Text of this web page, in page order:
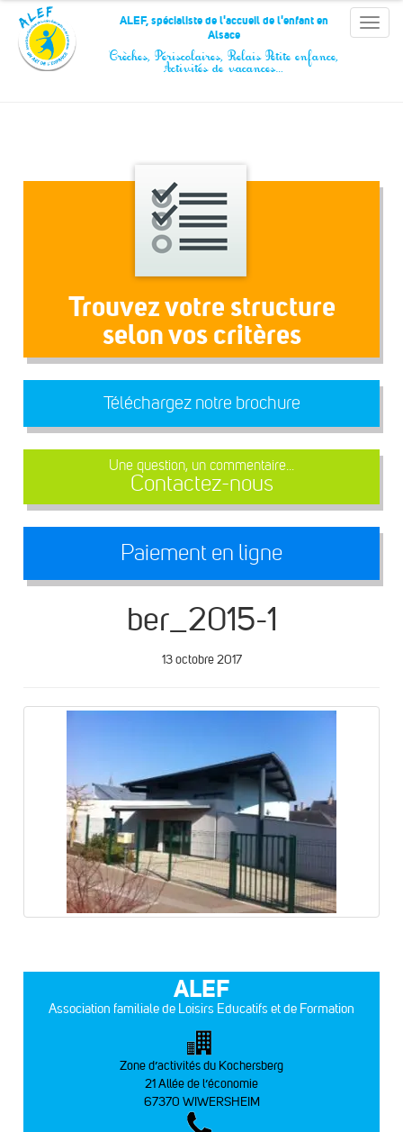
Panneau de gestion des cookies
Toggle
ALEF, spécialiste de l'accueil de l'enfant en
Alsace
Crèches, Périscolaires, Relais Petite enfance,
Activités de vacances…
Trouvez votre structure
selon vos critères
Téléchargez notre brochure
Une question, un commentaire...
Contactez-nous
Paiement en ligne
ber_2015-1
13 octobre 2017
ALEF
Association familiale de Loisirs Educatifs et de Formation
Zone d’activités du Kochersberg
21 Allée de l’économie
67370 WIWERSHEIM